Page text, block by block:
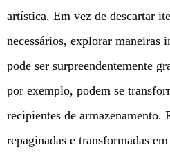
artística. Em vez de descartar
necessários, explorar maneiras
pode ser surpreendentemente
por exemplo, podem se
recipientes de armazenamento.
repaginadas e transformadas